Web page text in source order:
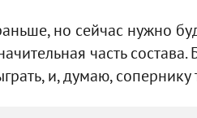
но сейчас нужно
часть состава.
и, думаю, сопернику